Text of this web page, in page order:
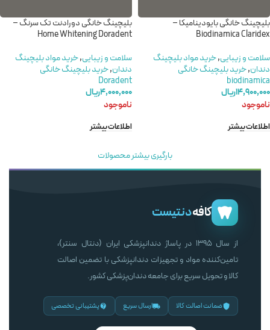
بلیچینگ خانگی بایودینامیکا –
Biodinamica Claridex
سلامت و زیبایی,خريد مواد بليچينگ
دندان,خرید بلیچینگ خانگی
biodinamica
۱۴,۹۰۰,۰۰۰ریال
ناموجود
اطلاعات بیشتر
بلیچینگ خانگی دورادنت تک سرنگ –
Home Whitening Doradent
سلامت و زیبایی,خريد مواد بليچينگ
دندان,خرید بلیچینگ خانگی
Doradent
۴,۰۰۰,۰۰۰ریال
ناموجود
اطلاعات بیشتر
بارگیری بیشتر محصولات
کافهدنتیست
از سال ۱۳۹۵ در پاساژ دندانپزشکی ایران (دنتال سنتر)،
تامین‌کننده مواد و تجهیزات دندانپزشکی با تضمین اصالت
کالا و تحویل سریع برای جامعه دندان‌پزشکی کشور.
ضمانت اصالت کالا ارسال سریع پشتیبانی تخصصی